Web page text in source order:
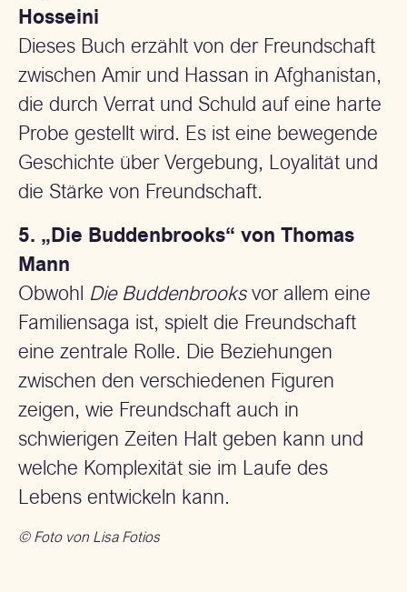
Hosseini
Dieses Buch erzählt von der Freundschaft
zwischen Amir und Hassan in Afghanistan,
die durch Verrat und Schuld auf eine harte
Probe gestellt wird. Es ist eine bewegende
Geschichte über Vergebung, Loyalität und
die Stärke von Freundschaft.
5. „Die Buddenbrooks“ von Thomas
Mann
Obwohl Die Buddenbrooksvor allem eine
Familiensaga ist, spielt die Freundschaft
eine zentrale Rolle. Die Beziehungen
zwischen den verschiedenen Figuren
zeigen, wie Freundschaft auch in
schwierigen Zeiten Halt geben kann und
welche Komplexität sie im Laufe des
Lebens entwickeln kann.
© Foto von Lisa Fotios